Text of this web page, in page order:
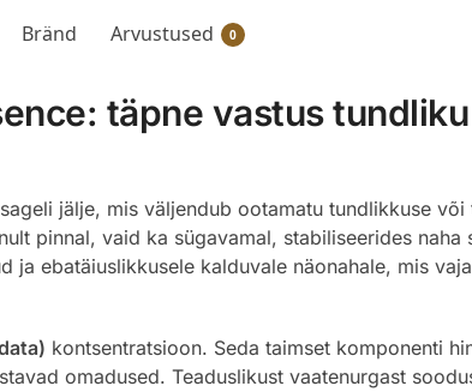
Bränd Arvustused 0
täpne vastus
jälje, mis väljendub ootamatu tundlikkuse või
pinnal, vaid ka sügavamal, stabiliseerides naha
ja ebatäiuslikkusele kalduvale näonahale, mis
kontsentratsioon. Seda taimset komponenti
omadused. Teaduslikust vaatenurgast